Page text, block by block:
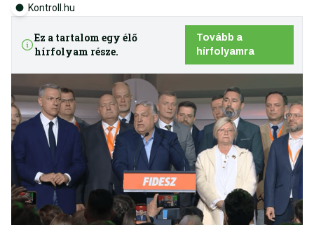
Kontroll.hu
Ez a tartalom egy élő
hírfolyam része.
Tovább a
hírfolyamra